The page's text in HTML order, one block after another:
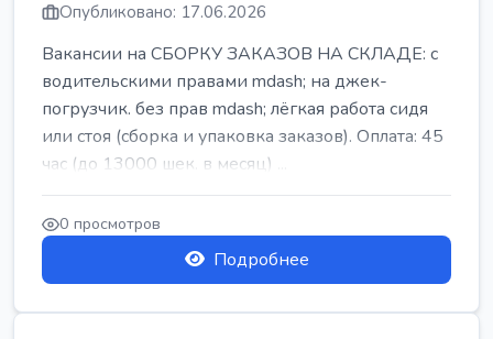
Опубликовано: 17.06.2026
Вакансии на СБОРКУ ЗАКАЗОВ НА СКЛАДЕ: с
водительскими правами mdash; на джек-
погрузчик. без прав mdash; лёгкая работа сидя
или стоя (сборка и упаковка заказов). Оплата: 45
час (до 13000 шек. в месяц) ...
0 просмотров
Подробнее